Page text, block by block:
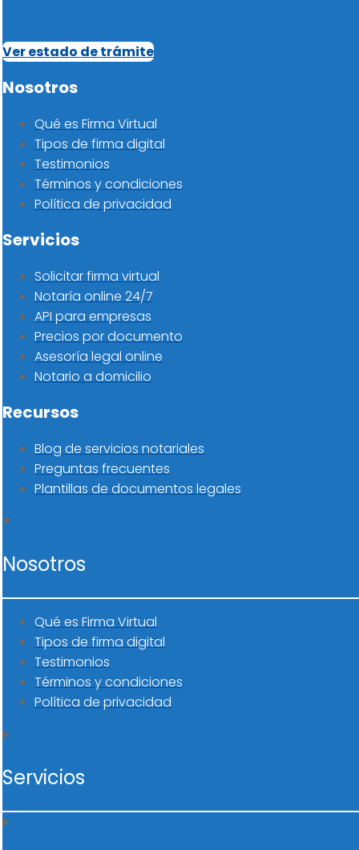
Ver estado de trámite
Nosotros
Qué es Firma Virtual
Tipos de firma digital
Testimonios
Términos y condiciones
Política de privacidad
Servicios
Solicitar firma virtual
Notaría online 24/7
API para empresas
Precios por documento
Asesoría legal online
Notario a domicilio
Recursos
Blog de servicios notariales
Preguntas frecuentes
Plantillas de documentos legales
Nosotros
Qué es Firma Virtual
Tipos de firma digital
Testimonios
Términos y condiciones
Política de privacidad
Servicios